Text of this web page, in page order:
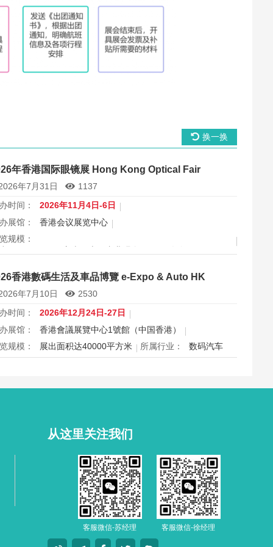
换一换
年香港国际眼镜展 Hong Kong Optical Fair
年7月31日
1137
时间：
2026年11月4日-6日
展馆：
香港会议展览中心
规模：
为期三天，是亚洲最具影响力的眼镜专业展之一，并获UFI
认证。展会特设品牌廊、智能眼镜专区与多国展馆，汇聚全
光产品供应商，并配套眼镜汇演与行业论坛，为展商与买家
高效的跨境商贸与合作机…
香港數碼生活及車品博覽 e-Expo & Auto HK
年7月10日
2530
时间：
2026年12月24日-27日
展馆：
香港會議展覽中心1號館（中国香港）
规模：
展出面积达40000平方米 所属行业：
数码汽车
千余家展商，打造圣诞黄金档科技车品一站式采购盛会，欢
从这里关注我们
客服微信-苏经理 客服微信-徐经理